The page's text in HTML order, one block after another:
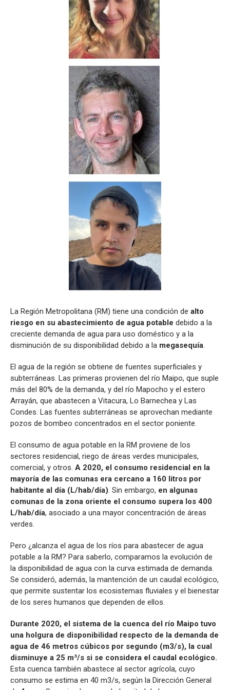
La Región Metropolitana (RM) tiene una condición de alto
riesgo en su abastecimiento de agua potable debido a la
creciente demanda de agua para uso doméstico y a la
disminución de su disponibilidad debido a la megasequía.
El agua de la región se obtiene de fuentes superficiales y
subterráneas. Las primeras provienen del río Maipo, que suple
más del 80% de la demanda, y del río Mapocho y el estero
Arrayán, que abastecen a Vitacura, Lo Barnechea y Las
Condes. Las fuentes subterráneas se aprovechan mediante
pozos de bombeo concentrados en el sector poniente.
El consumo de agua potable en la RM proviene de los
sectores residencial, riego de áreas verdes municipales,
comercial, y otros. A 2020, el consumo residencial en la
mayoría de las comunas era cercano a 160 litros por
habitante al día (L/hab/día). Sin embargo, en algunas
comunas de la zona oriente el consumo supera los 400
L/hab/día, asociado a una mayor concentración de áreas
verdes.
Pero ¿alcanza el agua de los ríos para abastecer de agua
potable a la RM? Para saberlo, comparamos la evolución de
la disponibilidad de agua con la curva estimada de demanda.
Se consideró, además, la mantención de un caudal ecológico,
que permite sustentar los ecosistemas fluviales y el bienestar
de los seres humanos que dependen de ellos.
Durante 2020, el sistema de la cuenca del río Maipo tuvo
una holgura de disponibilidad respecto de la demanda de
agua de 46 metros cúbicos por segundo (m3/s), la cual
disminuye a 25 m³/s si se considera el caudal ecológico.
Esta cuenca también abastece al sector agrícola, cuyo
consumo se estima en 40 m3/s, según la Dirección General